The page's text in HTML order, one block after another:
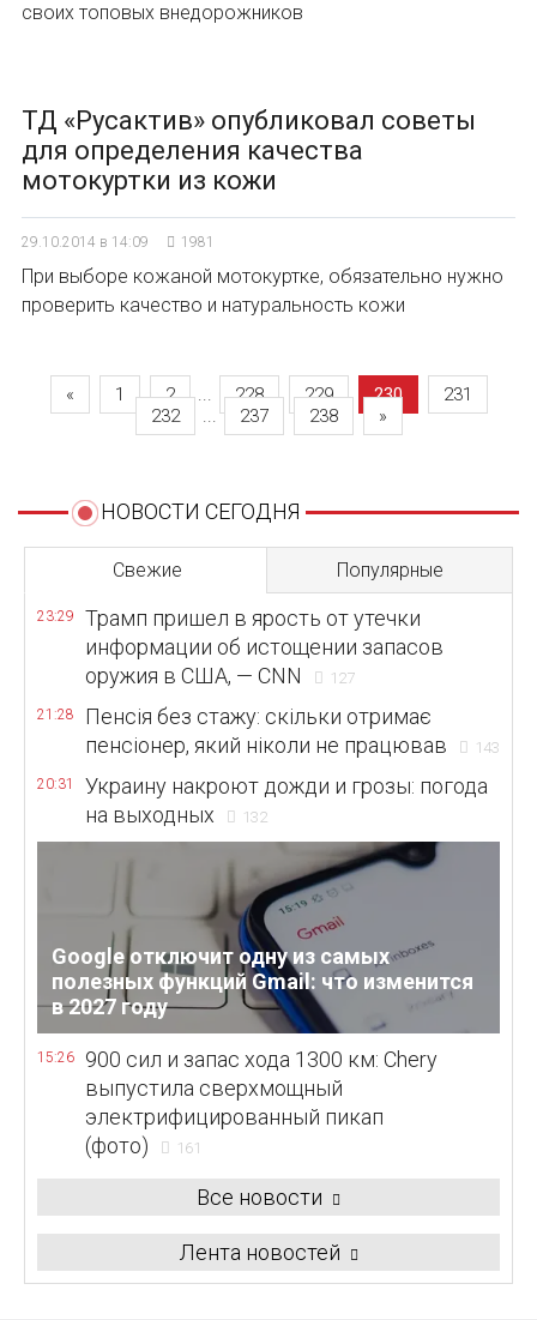
своих топовых внедорожников
ТД «Русактив» опубликовал советы
для определения качества
мотокуртки из кожи
29.10.2014 в 14:09 1981
При выборе кожаной мотокуртке, обязательно нужно
проверить качество и натуральность кожи
« 1 2 ... 228 229 230
231
232
... 237 238 »
НОВОСТИ СЕГОДНЯ
Свежие Популярные
23:29
Трамп пришел в ярость от утечки
информации об истощении запасов
оружия в США, — CNN
127
21:28
Пенсія без стажу: скільки отримає
пенсіонер, який ніколи не працював
143
20:31
Украину накроют дожди и грозы: погода
на выходных
132
Google отключит одну из самых
полезных функций Gmail: что изменится
в 2027 году
15:26
900 сил и запас хода 1300 км: Chery
выпустила сверхмощный
электрифицированный пикап
(фото)
161
Все новости
Лента новостей